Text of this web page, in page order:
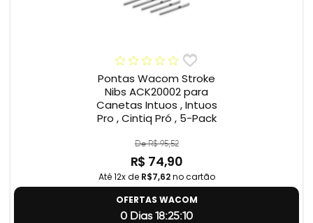
Pontas Wacom Stroke
Nibs ACK20002 para
Canetas Intuos , Intuos
Pro , Cintiq Pró , 5-Pack
De R$ 95,52
R$ 74,90
Até 12x de R$7,62no cartão
OFERTAS WACOM
0 Dias 18:25:9